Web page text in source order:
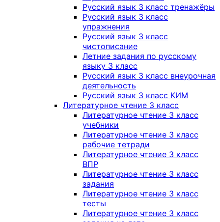
Русский язык 3 класс тренажёры
Русский язык 3 класс
упражнения
Русский язык 3 класс
чистописание
Летние задания по русскому
языку 3 класс
Русский язык 3 класс внеурочная
деятельность
Русский язык 3 класс КИМ
Литературное чтение 3 класс
Литературное чтение 3 класс
учебники
Литературное чтение 3 класс
рабочие тетради
Литературное чтение 3 класс
ВПР
Литературное чтение 3 класс
задания
Литературное чтение 3 класс
тесты
Литературное чтение 3 класс